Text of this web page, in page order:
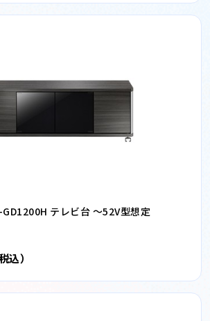
テレビ台 〜52V型想定
込）